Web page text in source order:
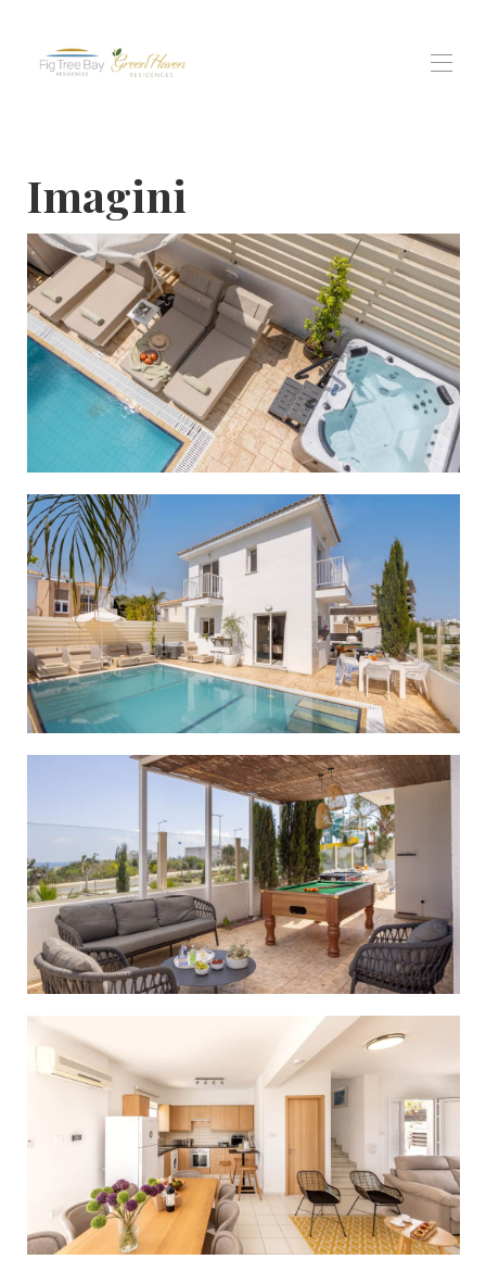
Toate proprietatile
reședința Fig Tree Bay
Green Haven Residences
Locuitorii din Protaras Views
Experiențe▾
Contactati-ne
Imagini